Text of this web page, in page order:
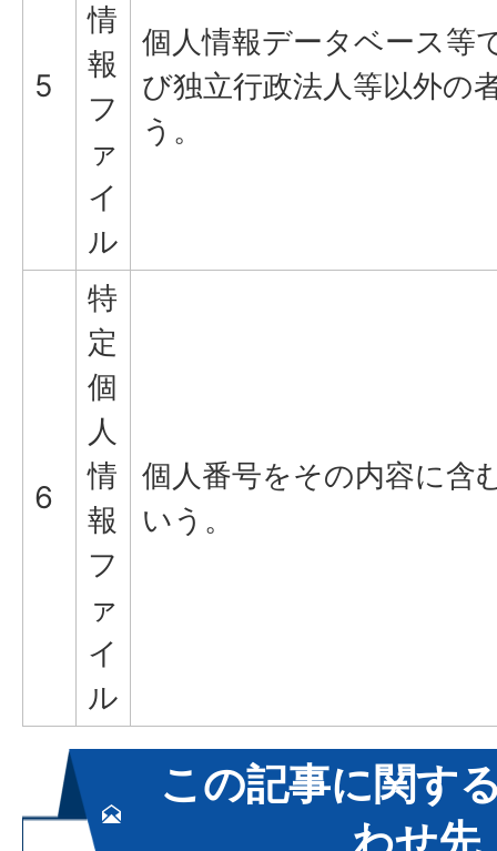
5
情
報
フ
ァ
イ
ル
個人情報データベース等
び独立行政法人等以外の
う。
6
特
定
個
人
情
報
フ
ァ
イ
ル
個人番号をその内容に含
いう。
この記事に関す
わせ先